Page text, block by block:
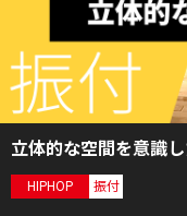
立体的な空間を意識
HIPHOP 振付